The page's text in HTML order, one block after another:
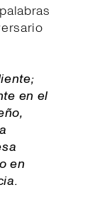
en el
en